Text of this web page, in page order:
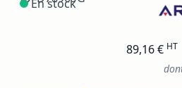
En stock
89,16 € HT